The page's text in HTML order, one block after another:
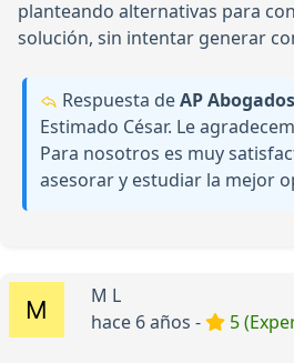
planteando alternativas para
solución, sin intentar generar
Respuesta deAP Abogados
Estimado César. Le
Para nosotros es muy
asesorar y estudiar la mejor
M L
hace 6 años -
5